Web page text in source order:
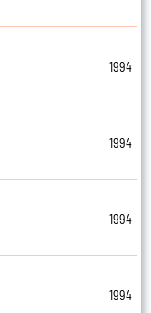
1994
1994
1994
1994